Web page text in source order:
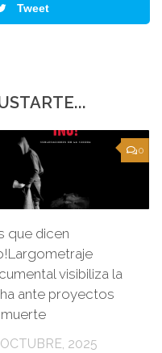
Tweet
0
que dicen
visibiliza la
ante proyectos
2025